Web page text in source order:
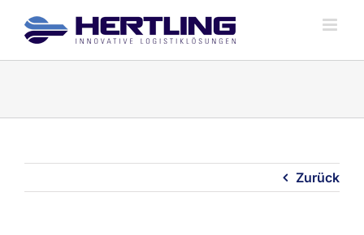
Inhalt
springen
Zurück